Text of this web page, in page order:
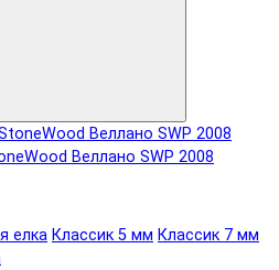
Веллано SWP 2008
елка Классик 5 мм Классик 7 мм